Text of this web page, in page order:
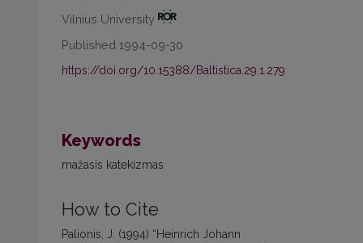
Vilnius University
Published 1994-09-30
https://doi.org/10.15388/Baltistica.29.1.279
Keywords
mažasis katekizmas
How to Cite
Palionis, J. (1994) “Heinrich Johann